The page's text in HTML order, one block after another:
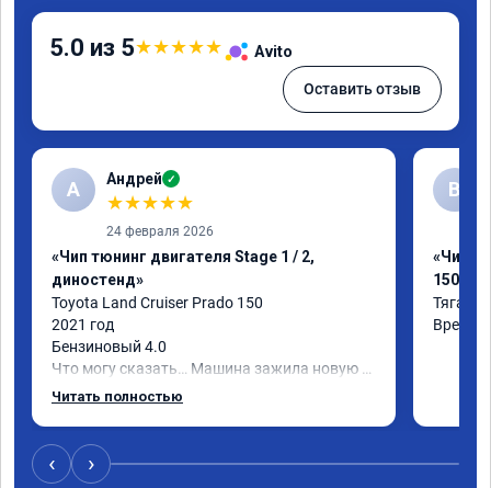
5.0 из 5★★★★★ Avito
Оставить отзыв
А Андрей ✓
★★★★★
24 февраля 2026
«Чип тюнинг двигателя Stage 1 / 2,
диностенд»
Toyota Land Cruiser Prado 150
2021 год
Бензиновый 4.0
Что могу сказать… Машина зажила новую
жизнь)
Самое заметное - машина стала лучше
отзываться на педаль газа и тянуть с низов.
Читать полностью
В
«Чип
150»
Тяга
Время
‹ ›